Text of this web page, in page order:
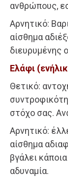
ανθρώπους,
Αρνητικό:
αίσθημα
διευρυμένης
Ελάφι
Θετικό:
στόχο σας.
Αρνητικό:
αίσθημα
βγάλει
αδυναμία.